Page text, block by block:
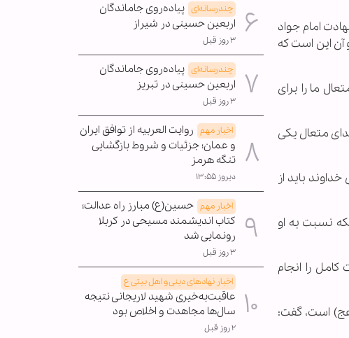
امام جواد
آن این است که
ما را برای
متعال یکی
باید از
نسبت به او
را انجام
است، گفت:
چندرسانه‌ای پیاده‌روی جاماندگان
اربعین حسینی در شیراز
۳ روز قبل
چندرسانه‌ای پیاده‌روی جاماندگان
اربعین حسینی در تبریز
۳ روز قبل
اخبار مهم روایت العربیه از توافق ایران
و عمان؛ جزئیات و شروط بازگشایی
تنگه هرمز
دیروز ۱۳:۵۵
اخبار مهم حسین(ع) مبارز راه عدالت؛
کتاب اندیشمند مسیحی در کربلا
رونمایی شد
۳ روز قبل
اخبار نهادهای دینی و اهل بیتی ع
عاقبت‌به‌خیری شهید لاریجانی نتیجه
سال‌ها مجاهدت و اخلاص بود
۲ روز قبل